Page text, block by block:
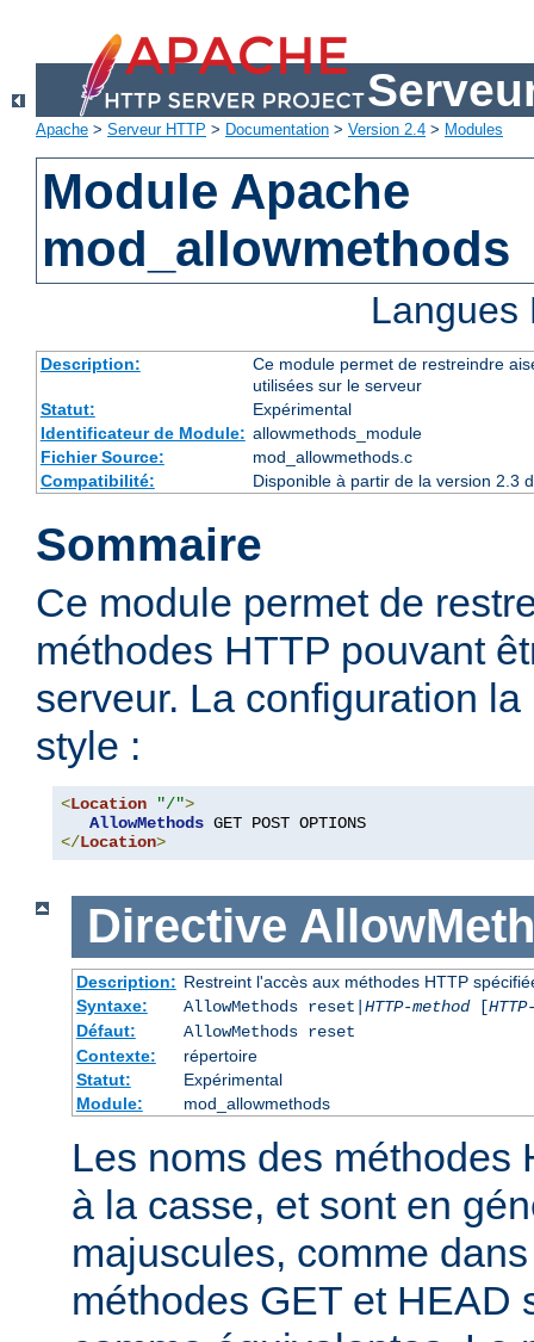
Apache > Serveur HTTP > Documentation > Version 2.4 > Modules
Module Apache
mod_allowmethods
Description:
Ce module permet de restreindre
utilisées sur le serveur
Statut:
Expérimental
Identificateur de Module: allowmethods_module
Fichier Source:
mod_allowmethods.c
Compatibilité:
Disponible à partir de la version 2.3
Sommaire
Ce module permet de
méthodes HTTP pouvant
serveur. La configuration
style :
<Location "/">
AllowMethods
</Location>
Directive
Description: Restreint l'accès aux méthodes HTTP
Syntaxe:
AllowMethods reset| HTTP-method[
Défaut:
AllowMethods reset
Contexte:
répertoire
Statut:
Expérimental
Module:
mod_allowmethods
Les noms des méthodes
à la casse, et sont en
majuscules, comme
méthodes GET et HEAD